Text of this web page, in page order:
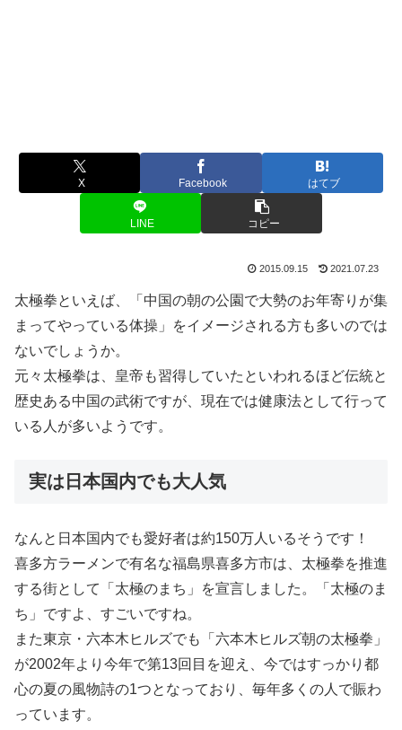
X Facebook はてブ
LINE コピー
2015.09.15 2021.07.23
太極拳といえば、「中国の朝の公園で大勢のお年寄りが集
まってやっている体操」をイメージされる方も多いのでは
ないでしょうか。
元々太極拳は、皇帝も習得していたといわれるほど伝統と
歴史ある中国の武術ですが、現在では健康法として行って
いる人が多いようです。
実は日本国内でも大人気
なんと日本国内でも愛好者は約150万人いるそうです！
喜多方ラーメンで有名な福島県喜多方市は、太極拳を推進
する街として「太極のまち」を宣言しました。「太極のま
ち」ですよ、すごいですね。
また東京・六本木ヒルズでも「六本木ヒルズ朝の太極拳」
が2002年より今年で第13回目を迎え、今ではすっかり都
心の夏の風物詩の1つとなっており、毎年多くの人で賑わ
っています。